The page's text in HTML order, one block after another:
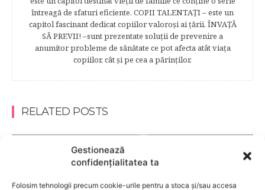
Gestionează
confidențialitatea ta
Folosim tehnologii precum cookie-urile pentru a stoca și/sau accesa
întreagă de sfaturi eficiente. COPII TALENTAŢI – este un
capitol fascinant dedicat copiilor valoroși ai țării. ÎNVAŢĂ
SĂ PREVII! –sunt prezentate soluţii de prevenire a
anumitor probleme de sănătate ce pot afecta atât viaţa
copiilor, cât şi pe cea a părinţilor.
RELATED POSTS